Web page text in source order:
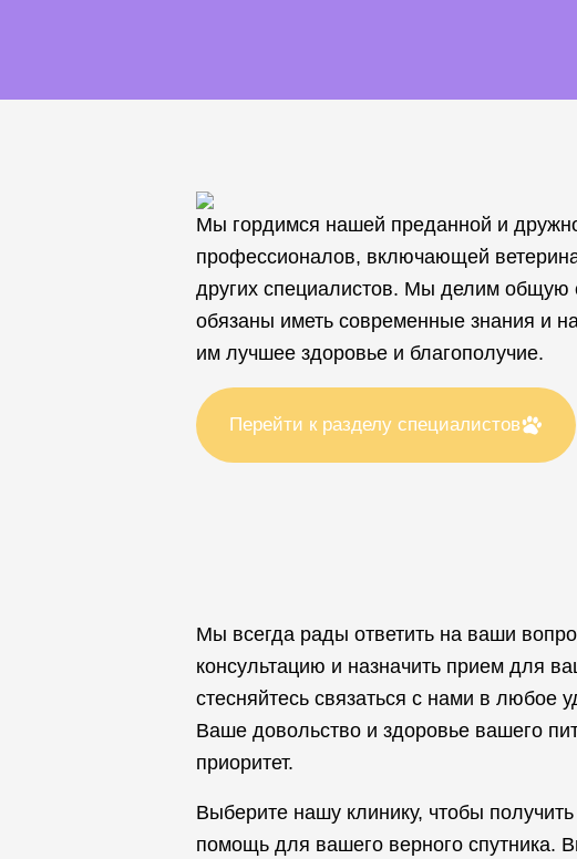
Мы гордимся нашей преданной и
профессионалов, включающей
других специалистов. Мы делим общую
обязаны иметь современные знания и
им лучшее здоровье и благополучие.
Перейти к разделу специалистов
Мы всегда рады ответить на ваши
консультацию и назначить прием для
стесняйтесь связаться с нами в любое
Ваше довольство и здоровье вашего
приоритет.
Выберите нашу клинику, чтобы
помощь для вашего верного спутника.